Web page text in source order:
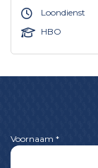
Loondienst
HBO
Voornaam *